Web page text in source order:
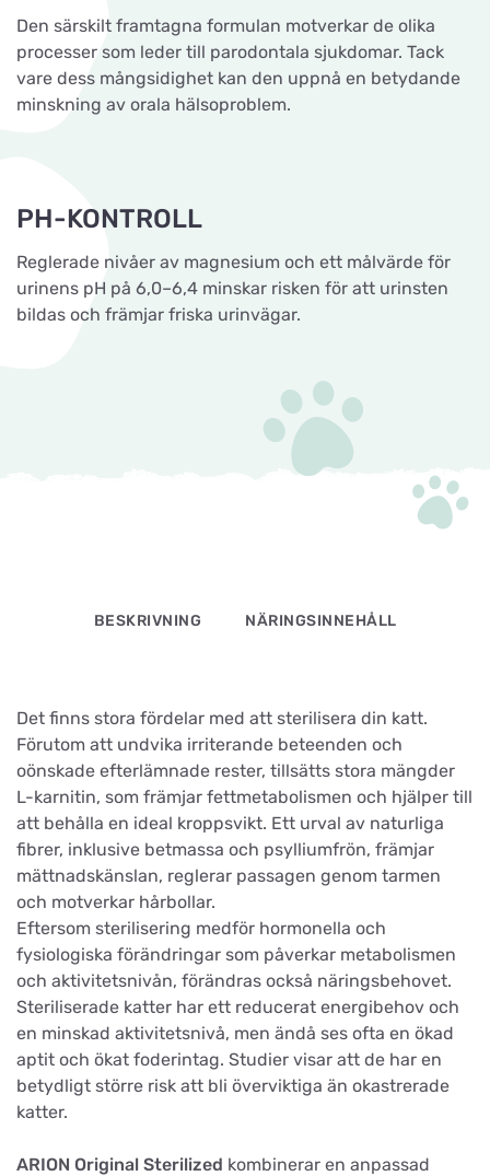
Den särskilt framtagna formulan motverkar de olika
processer som leder till parodontala sjukdomar. Tack
vare dess mångsidighet kan den uppnå en betydande
minskning av orala hälsoproblem.
PH-KONTROLL
Reglerade nivåer av magnesium och ett målvärde för
urinens pH på 6,0–6,4 minskar risken för att urinsten
bildas och främjar friska urinvägar.
BESKRIVNING NÄRINGSINNEHÅLL
Det finns stora fördelar med att sterilisera din katt.
Förutom att undvika irriterande beteenden och
oönskade efterlämnade rester, tillsätts stora mängder
L-karnitin, som främjar fettmetabolismen och hjälper till
att behålla en ideal kroppsvikt. Ett urval av naturliga
fibrer, inklusive betmassa och psylliumfrön, främjar
mättnadskänslan, reglerar passagen genom tarmen
och motverkar hårbollar.
Eftersom sterilisering medför hormonella och
fysiologiska förändringar som påverkar metabolismen
och aktivitetsnivån, förändras också näringsbehovet.
Steriliserade katter har ett reducerat energibehov och
en minskad aktivitetsnivå, men ändå ses ofta en ökad
aptit och ökat foderintag. Studier visar att de har en
betydligt större risk att bli överviktiga än okastrerade
katter.
ARION Original Sterilized kombinerar en anpassad